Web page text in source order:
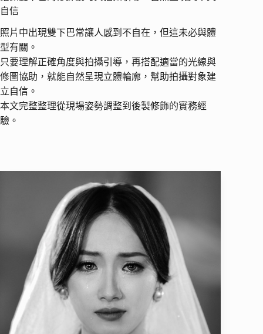
自信
照片中出現雙下巴常讓人感到不自在，但這未必與體
型有關。
只要理解正確角度與拍攝引導，再搭配適當的光線與
修圖協助，就能自然呈現立體輪廓，幫助拍攝對象建
立自信。
本文完整整理從現場姿勢調整到後製修飾的實務經
驗。